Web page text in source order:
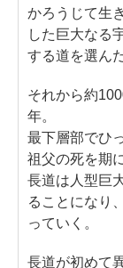
かろうじて生
した巨大なる
する道を選んだ
それから約
年。
最下層部でひ
祖父の死を期
長道は人型巨
ることになり
っていく。
長道が初めて